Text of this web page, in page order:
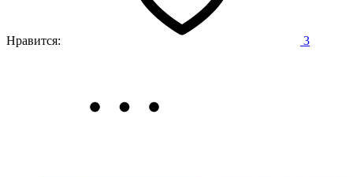
Нравится: 3